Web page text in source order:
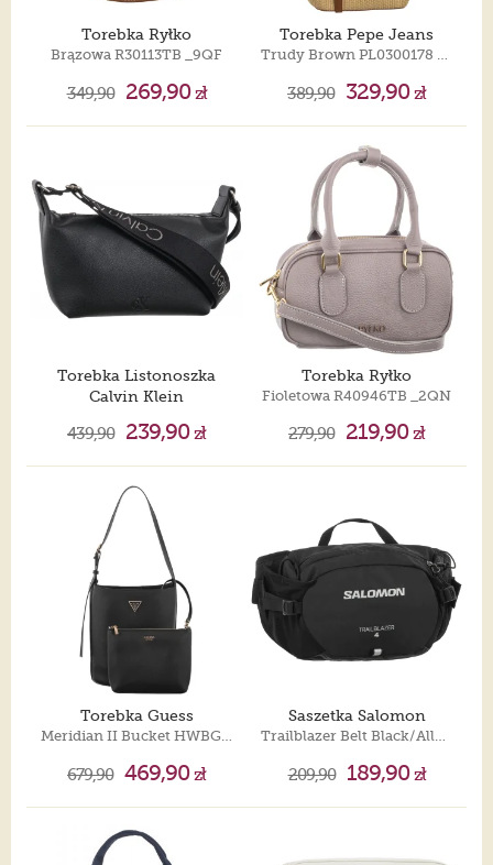
Torebka Ryłko
Brązowa R30113TB _9QF
349,90 269,90zł
Torebka Pepe Jeans
Trudy Brown PL0300178 878
389,90 329,90zł
Torebka Listonoszka
Calvin Klein
439,90 239,90zł
Torebka Ryłko
Fioletowa R40946TB _2QN
279,90 219,90zł
Torebka Guess
Meridian II Bucket HWBG69 74040 Black
679,90 469,90zł
Saszetka Salomon
Trailblazer Belt Black/Alloy LC2183800
209,90 189,90zł